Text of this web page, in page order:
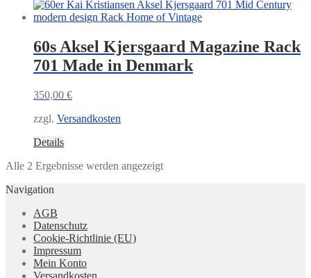
60s Aksel Kjersgaard Magazine Rack
701 Made in Denmark
350,00 €
zzgl. Versandkosten
Details
Alle 2 Ergebnisse werden angezeigtNach
Navigation
AGB
Datenschutz
Cookie-Richtlinie (EU)
Impressum
Mein Konto
Versandkosten